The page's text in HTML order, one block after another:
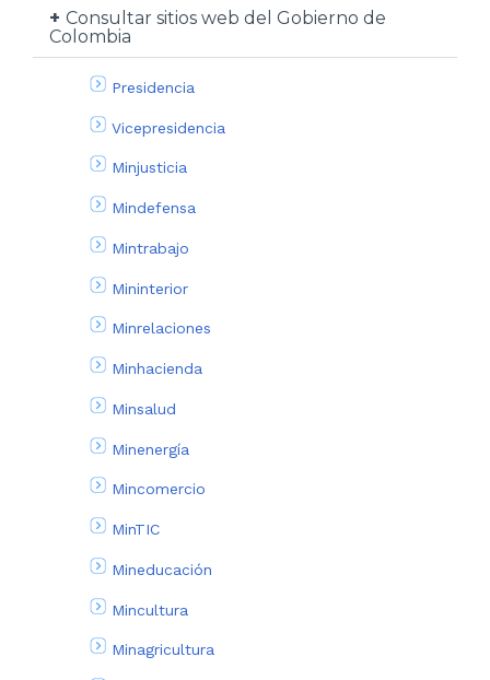
Consultar sitios web del Gobierno de
Colombia
Presidencia
Vicepresidencia
Minjusticia
Mindefensa
Mintrabajo
Mininterior
Minrelaciones
Minhacienda
Minsalud
Minenergía
Mincomercio
MinTIC
Mineducación
Mincultura
Minagricultura